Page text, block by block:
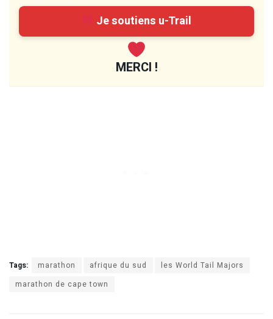
Je soutiens u-Trail
MERCI !
Tags: marathon afrique du sud
les World Tail Majors
marathon de cape town